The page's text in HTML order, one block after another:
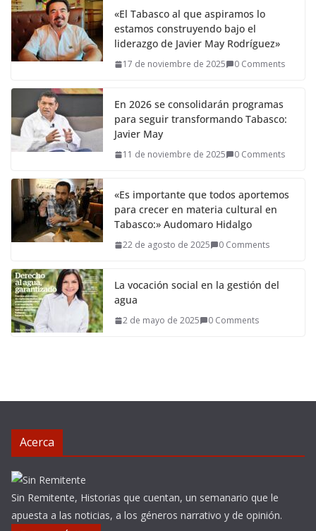
«El Tabasco al que aspiramos lo
estamos construyendo bajo el
liderazgo de Javier May Rodríguez»
17 de noviembre de 2025 0 Comments
En 2026 se consolidarán programas
para seguir transformando Tabasco:
Javier May
11 de noviembre de 2025 0 Comments
«Es importante que todos aportemos
para crecer en materia cultural en
Tabasco:» Audomaro Hidalgo
22 de agosto de 2025 0 Comments
La vocación social en la gestión del
agua
2 de mayo de 2025 0 Comments
Acerca
Sin Remitente, Historias que cuentan, un semanario que le
apuesta a las noticias, a los géneros narrativo y de opinión.